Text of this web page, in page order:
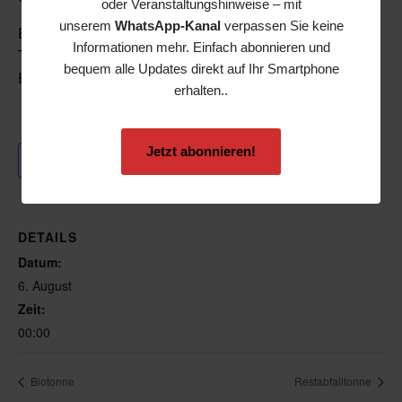
oder Veranstaltungshinweise – mit
unserem WhatsApp-Kanalverpassen Sie keine
Informationen mehr. Einfach abonnieren und
bequem alle Updates direkt auf Ihr Smartphone
erhalten..
Jetzt abonnieren!
EVS Kunden-Service-Center
Tel.: 0681 5000-555
E-Mail: service-abfall@evs.de
Zum Kalender hinzufügen
DETAILS
Datum:
6. August
Zeit:
00:00
Biotonne Restabfalltonne